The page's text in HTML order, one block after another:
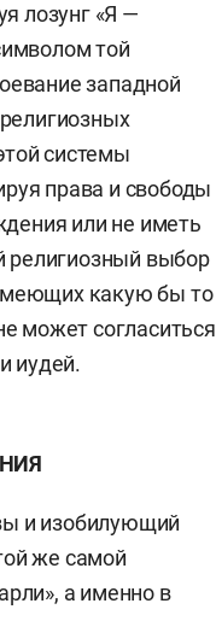
лозунг «Я —
той
западной
системы
права и свободы
или не иметь
религиозный выбор
какую бы то
может согласиться
иудей.
и изобилующий
же самой
а именно в